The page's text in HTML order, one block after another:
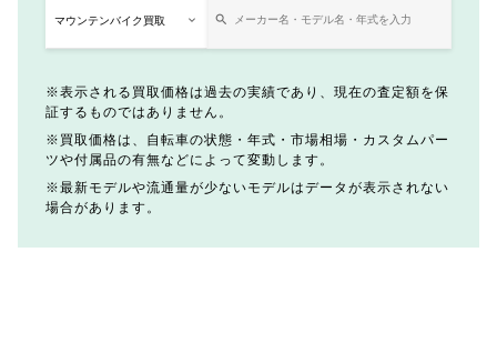
表示される買取価格は過去の実績であり、現在の査定額を保
証するものではありません。
買取価格は、自転車の状態・年式・市場相場・カスタムパー
ツや付属品の有無などによって変動します。
最新モデルや流通量が少ないモデルはデータが表示されない
場合があります。